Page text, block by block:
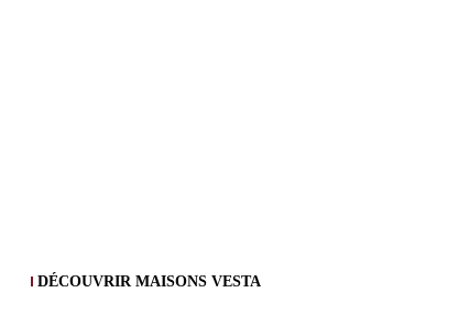
DÉCOUVRIR MAISONS VESTA